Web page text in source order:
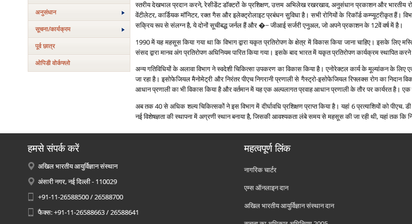
अनुसंधान
सूचना/कार्यक्रम
पूर्व छात्र
ओपिडी वोर्कफ्लो
स्‍तरीय देखभाल प्रदान करने, रेसीडेंट डॉक्‍टरों के प्रशिक्षण, उत्तम अभिलेख रखरखाव, अनुसंधान प्रकाशन और भारतीय
वेंटीलेटर, कार्डियक मॉनिटर, रक्‍त गैस और इलेक्‍ट्रोलाइट प्रबंधन सुविधा है। सभी रोगियों के रिकॉर्ड कम्‍प्‍यूटरीकृत
सक्रिय रूप से संलग्‍न है, ये दोनों सूचीबद्ध जर्नल हैं और �~ जीआई सर्जरी एनुअल, जो अपने प्रकाशन के 12वें वर्ष में है।
1990 में यह महसूस किया गया था कि विभाग द्वारा य‍कृत प्रतिरोपण के क्षेत्र में विकास किया जाना चाहिए। इसके
संसद द्वारा मानव अंग प्रतिरोपण अधिनियम पारित किया गया। इसके बाद भारत में यकृत प्रतिरोपण कार्यक्रम स्‍थापित करने
अन्‍य गतिविधियों के अलावा विभाग ने स्‍वदेशी चिकित्‍सा उपकरण का विकास किया है। एनोरेक्‍टल कार्य के मूल्‍यांकन के‍
जा रहा है। इसोफेजियल मैनोमेट्री और निरंतर पीएच निगरानी प्रणाली से गैस्‍ट्रो-इसोफेजियल रिफ्लक्‍स रोग का
आधान प्रणाली का भी विकास किया है और वर्तमान में यह एक अल्‍पलागत प्रवाह आधान प्रणाली के तौर पर कार्यरत है।
अब तक 40 से अधिक शल्‍य चिकित्‍सकों ने इस विभाग में दीर्घावधि प्रशिक्षण प्राप्‍त किया है। यहां 6 प्रत्‍याशियों को
नई विशेषज्ञता की स्‍थापना में अग्रणी स्‍थान बनाया है, जिसकी आवश्‍यकता लंबे समय से महसूस की जा रही थी, यहां तक कि
हमसे संपर्क करें
अखिल भारतीय आयुर्विज्ञान संस्थान
अंसारी नगर, नई दिल्ली - 110029
+91-11-26588500 / 26588700
फैक्स: +91-11-26588663 / 26588641
महत्वपूर्ण लिंक
नागरिक चार्टर
एम्स ऑनलाइन दान
अखिल भारतीय आयुर्विज्ञान संस्थान दान